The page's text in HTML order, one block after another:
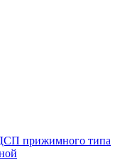
прижимного типа